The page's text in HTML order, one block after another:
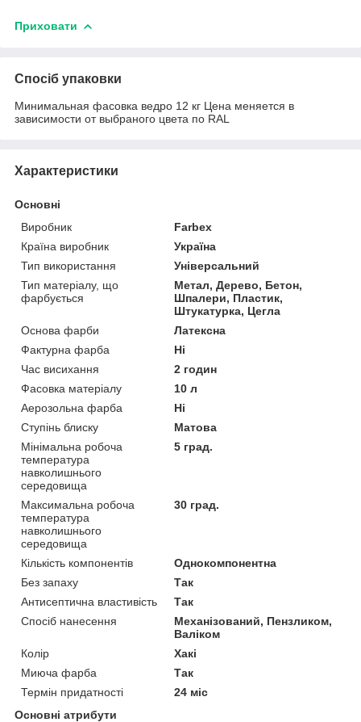
Приховати
Спосіб упаковки
Минимальная фасовка ведро 12 кг Цена меняется в
зависимости от выбраного цвета по RAL
Характеристики
Основні
Виробник
Farbex
Країна виробник
Україна
Тип використання
Універсальний
Тип матеріалу, що
фарбується
Метал, Дерево, Бетон,
Шпалери, Пластик,
Штукатурка, Цегла
Основа фарби
Латексна
Фактурна фарба
Ні
Час висихання
2 годин
Фасовка матеріалу
10 л
Аерозольна фарба
Ні
Ступінь блиску
Матова
Мінімальна робоча
температура
навколишнього
середовища
5 град.
Максимальна робоча
температура
навколишнього
середовища
30 град.
Кількість компонентів
Однокомпонентна
Без запаху
Так
Антисептична властивість
Так
Спосіб нанесення
Механізований, Пензликом,
Валіком
Колір
Хакі
Миюча фарба
Так
Термін придатності
24 міс
Основні атрибути